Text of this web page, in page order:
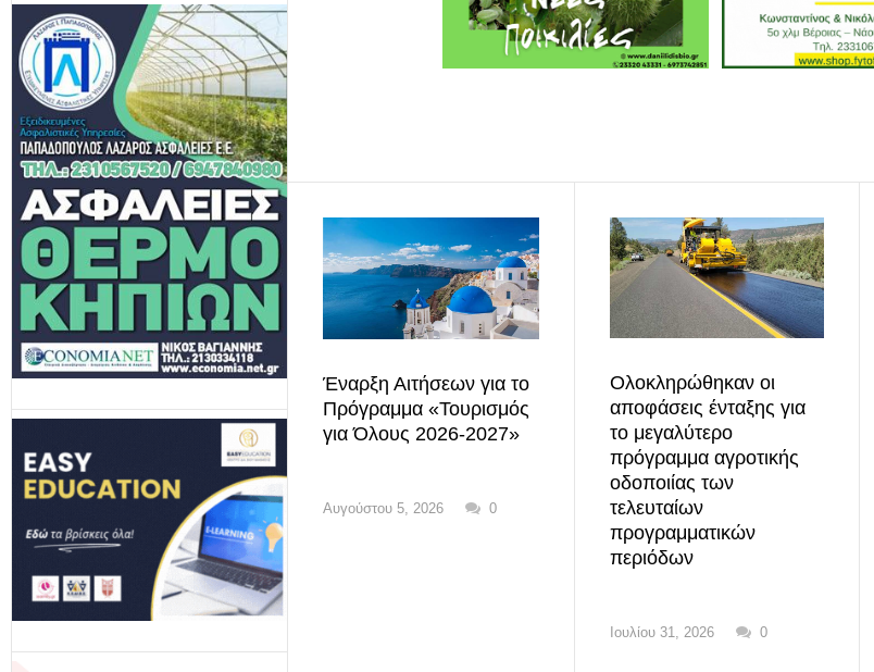
Έναρξη Αιτήσεων για το
Πρόγραμμα «Τουρισμός
για Όλους 2026-2027»
Αυγούστου 5, 2026 0
Ολοκληρώθηκαν οι
αποφάσεις ένταξης για
το μεγαλύτερο
πρόγραμμα αγροτικής
οδοποιίας των
τελευταίων
προγραμματικών
περιόδων
Ιουλίου 31, 2026 0